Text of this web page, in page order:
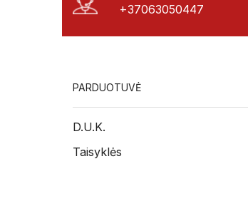
+37063050447
PARDUOTUVĖ
D.U.K.
Taisyklės